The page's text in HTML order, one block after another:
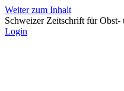
Weiter zum Inhalt
Schweizer Zeitschrift für
Login